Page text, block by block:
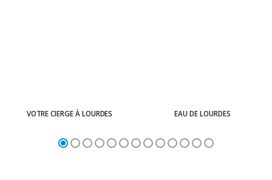
VOTRE CIERGE À LOURDES EAU DE LOURDES